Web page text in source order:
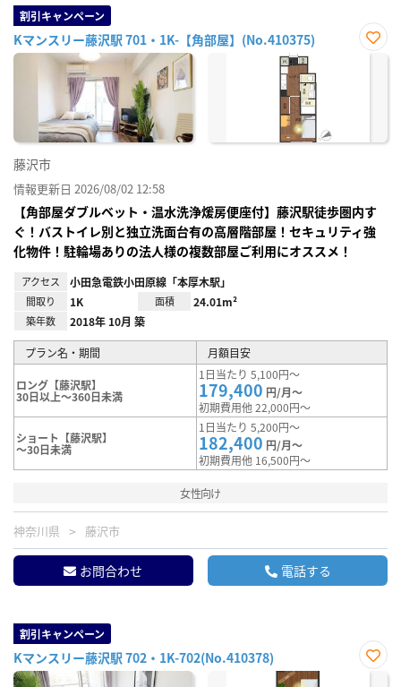
割引キャンペーン
Kマンスリー藤沢駅 701・1K-【角部屋】(No.410375)
お気
藤沢市
情報更新日 2026/08/02 12:58
【角部屋ダブルベット・温水洗浄煖房便座付】藤沢駅徒歩圏内す
ぐ！バストイレ別と独立洗面台有の高層階部屋！セキュリティ強
化物件！駐輪場ありの法人様の複数部屋ご利用にオススメ！
アクセス 小田急電鉄小田原線「本厚木駅」
間取り 1K 面積 24.01m²
築年数 2018年 10月 築
プラン名・期間 月額目安
ロング【藤沢駅】
30日以上～360日未満
1日当たり 5,100円～
179,400 円/月～
初期費用他 22,000円～
ショート【藤沢駅】
～30日未満
1日当たり 5,200円～
182,400 円/月～
初期費用他 16,500円～
女性向け
神奈川県 藤沢市
お問合わせ 電話する
割引キャンペーン
Kマンスリー藤沢駅 702・1K-702(No.410378)
お気